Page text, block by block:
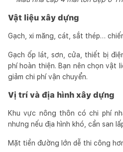
Vật liệu xây dựng
Gạch, xi măng, cát, sắt thép…
Gạch ốp lát, sơn, cửa, thiết bị
phí hoàn thiện. Bạn nên chọn vật
giảm chi phí vận chuyển.
Vị trí và địa hình xây dựng
Khu vực nông thôn có chi phí
nhưng nếu địa hình khó, cần san
Mặt tiền đường lớn dễ thi công